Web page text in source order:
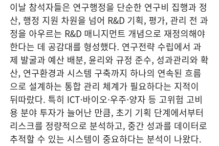
이날 참석자들은 연구행정을 단순한 연구비 집행과 정
산, 행정 지원 차원을 넘어 R&D 기획, 평가, 관리 전 과
정을 아우르는 R&D 매니지먼트 개념으로 재정의해야
한다는 데 공감대를 형성했다. 연구전략 수립에서 과
제 발굴과 예산 배분, 윤리와 규정 준수, 성과관리와 확
산, 연구환경과 시스템 구축까지 하나의 연속된 흐름
으로 설계하는 통합 관리 체계가 필요하다는 지적이
뒤따랐다. 특히 ICT·바이오·우주·양자 등 고위험 고비
용 분야 투자가 늘어난 만큼, 초기 기획 단계에서부터
리스크를 정량적으로 분석하고, 중간 성과를 데이터로
추적할 수 있는 시스템이 중요하다는 분석이 나왔다.